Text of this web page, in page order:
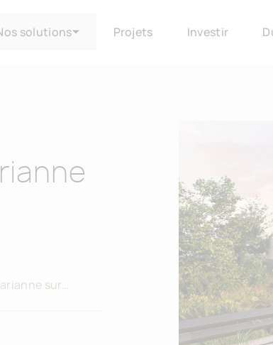
solutions Projets Investir
sur